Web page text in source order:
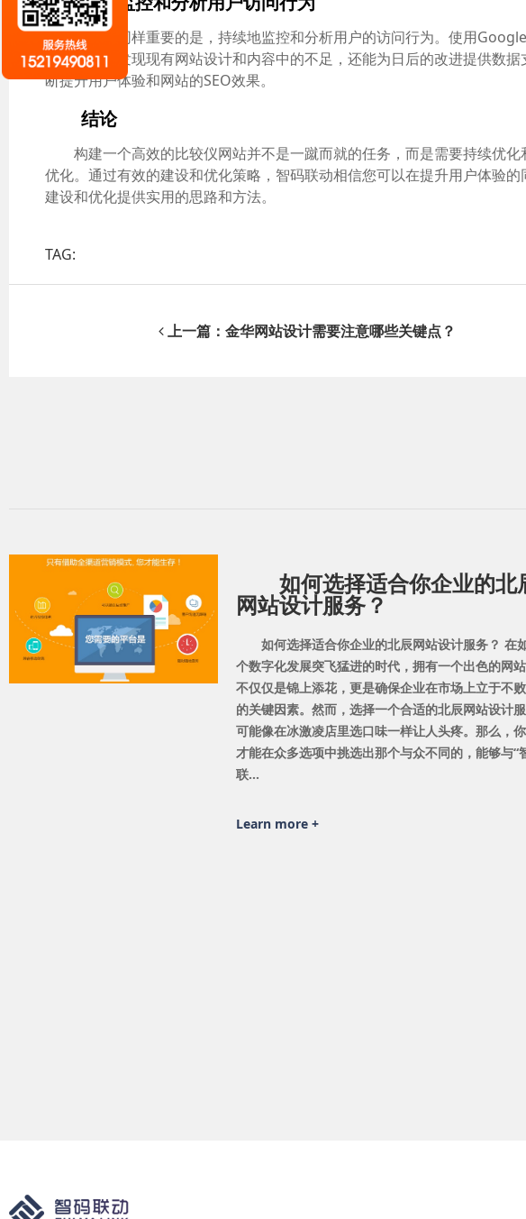
最后但同样重要的是，持续地监控和分析用户的访问行为。使用
不仅能帮助发现现有网站设计和内容中的不足，还能为日后的改进提供数
断提升用户体验和网站的SEO效果。
结论
构建一个高效的比较仪网站并不是一蹴而就的任务，而是需要持续优
优化。通过有效的建设和优化策略，智码联动相信您可以在提升用户体验
建设和优化提供实用的思路和方法。
TAG:
上一篇：金华网站设计需要注意哪些关键点？
如何选择适合你企业的北
网站设计服务？
如何选择适合你企业的北辰网站设计服务？ 在
个数字化发展突飞猛进的时代，拥有一个出色的网
不仅仅是锦上添花，更是确保企业在市场上立于不
的关键因素。然而，选择一个合适的北辰网站设计
可能像在冰激凌店里选口味一样让人头疼。那么，
才能在众多选项中挑选出那个与众不同的，能够与“
联...
Learn more +